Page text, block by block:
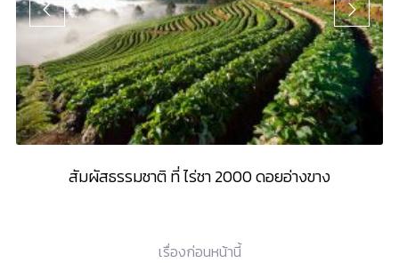
สัมผัสธรรมชาติ ที่ ไร่ชา 2000 ดอยอ่างขาง
เรื่องก่อนหน้านี้